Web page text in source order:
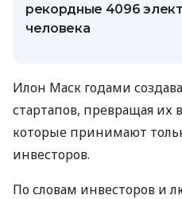
рекордные 4096
человека
Илон Маск годами
стартапов, превращая их
которые принимают
инвесторов.
По словам инвесторов и